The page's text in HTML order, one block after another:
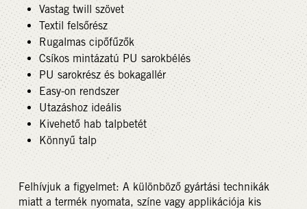
Vastag twill szövet
Textil felsőrész
Rugalmas cipőfűzők
Csíkos mintázatú PU sarokbélés
PU sarokrész és bokagallér
Easy-on rendszer
Utazáshoz ideális
Kivehető hab talpbetét
Könnyű talp
Felhívjuk a figyelmet: A különböző gyártási technikák
miatt a termék nyomata, színe vagy applikációja kis